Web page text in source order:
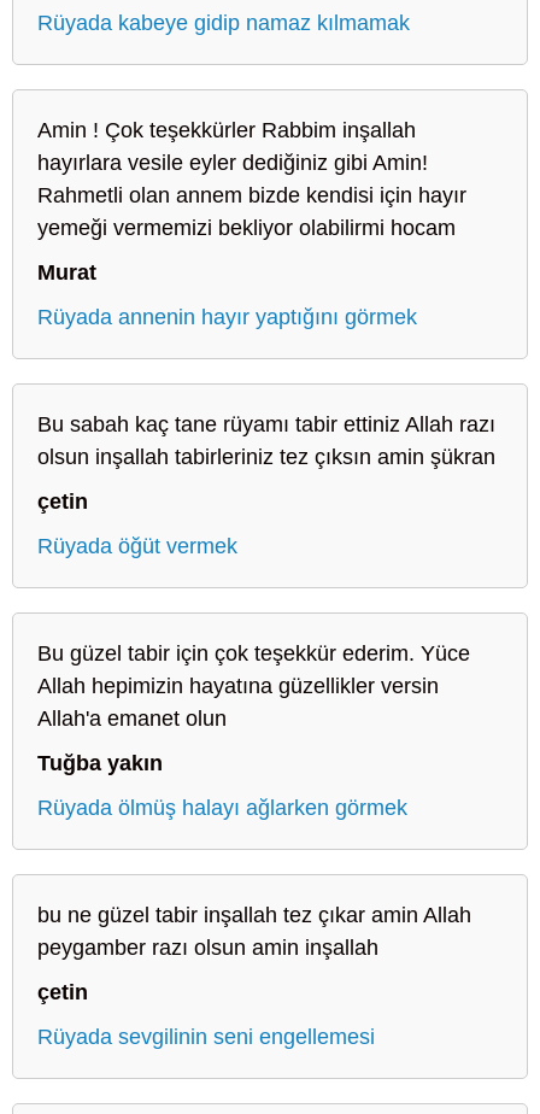
Rüyada kabeye gidip namaz kılmamak
Amin ! Çok teşekkürler Rabbim inşallah
hayırlara vesile eyler dediğiniz gibi Amin!
Rahmetli olan annem bizde kendisi için hayır
yemeği vermemizi bekliyor olabilirmi hocam
Murat
Rüyada annenin hayır yaptığını görmek
Bu sabah kaç tane rüyamı tabir ettiniz Allah razı
olsun inşallah tabirleriniz tez çıksın amin şükran
çetin
Rüyada öğüt vermek
Bu güzel tabir için çok teşekkür ederim. Yüce
Allah hepimizin hayatına güzellikler versin
Allah'a emanet olun
Tuğba yakın
Rüyada ölmüş halayı ağlarken görmek
bu ne güzel tabir inşallah tez çıkar amin Allah
peygamber razı olsun amin inşallah
çetin
Rüyada sevgilinin seni engellemesi